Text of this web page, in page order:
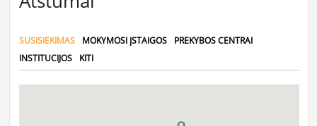
SUSISIEKIMAS MOKYMOSI ĮSTAIGOS
PREKYBOS CENTRAI
INSTITUCIJOS
KITI